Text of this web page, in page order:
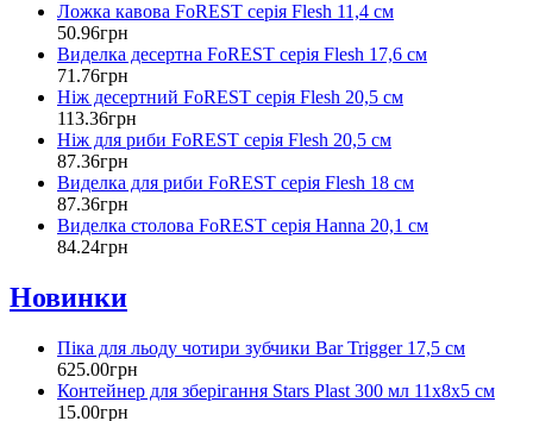
Ложка кавова FoREST серія Flesh 11,4 см
50.96грн
Виделка десертна FoREST серія Flesh 17,6 см
71 .76грн
Ніж десертний FoREST серія Flesh 20,5 см
113.36грн
Ніж для риби FoREST серія Flesh 20,5 см
87.36грн
Виделка для риби FoREST серія Flesh 18 см
87.36грн
Виделка столова FoREST серія Hanna 20,1 см
84.24грн
Новинки
Піка для льоду чотири зубчики Bar Trigger 17,5 см
625.00грн
Контейнер для зберігання Stars Plast 300 мл 11х8х5 см
15.00грн